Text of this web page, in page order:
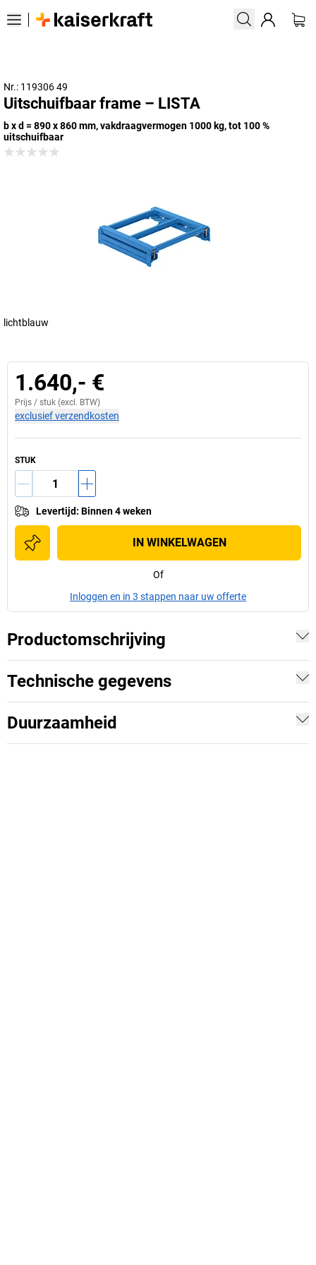
Nr.: 119306 49
Uitschuifbaar frame – LISTA
b x d = 890 x 860 mm, vakdraagvermogen 1000 kg, tot 100 %
uitschuifbaar
lichtblauw
1.640,- €
Prijs / stuk (excl. BTW)
exclusief verzendkosten
STUK
Levertijd: Binnen 4 weken
IN WINKELWAGEN
Of
Inloggen en in 3 stappen naar uw offerte
Productomschrijving
Technische gegevens
Duurzaamheid